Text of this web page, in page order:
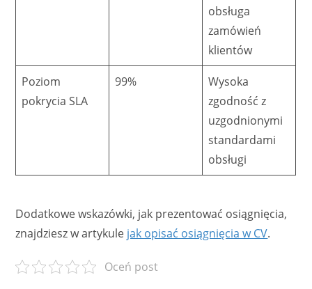
obsługa
zamówień
klientów
Poziom
pokrycia SLA
99%
Wysoka
zgodność z
uzgodnionymi
standardami
obsługi
Dodatkowe wskazówki, jak prezentować osiągnięcia,
znajdziesz w artykule jak opisać osiągnięcia w CV.
Oceń post